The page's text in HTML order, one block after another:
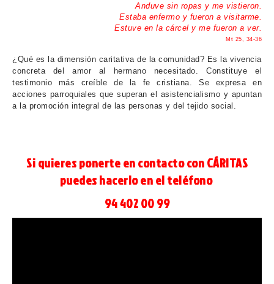
Anduve sin ropas y me vistieron.
Estaba enfermo y fueron a visitarme.
Estuve en la cárcel y me fueron a ver.
Mt 25, 34-36
¿Qué es la dimensión caritativa de la comunidad? Es la vivencia
concreta del amor al hermano necesitado. Constituye el
testimonio más creíble de la fe cristiana. Se expresa en
acciones parroquiales que superan el asistencialismo y apuntan
a la promoción integral de las personas y del tejido social.
Si quieres ponerte en contacto con CÁRITAS
puedes hacerlo en el teléfono
94 402 00 99